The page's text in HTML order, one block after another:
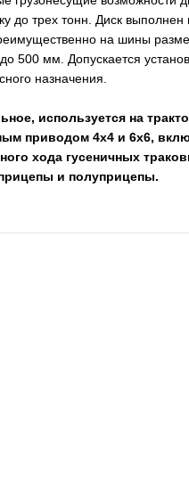
до трех тонн. Диск
на шины
500 мм. Допускается
назначения.
используется на
приводом 4х4 и 6х6,
хода гусеничных
и полуприцепы.